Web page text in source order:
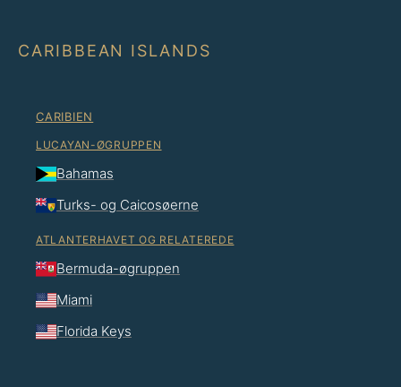
CARIBBEAN ISLANDS
CARIBIEN
LUCAYAN-ØGRUPPEN
Bahamas
Turks- og Caicosøerne
ATLANTERHAVET OG RELATEREDE
Bermuda-øgruppen
Miami
Florida Keys